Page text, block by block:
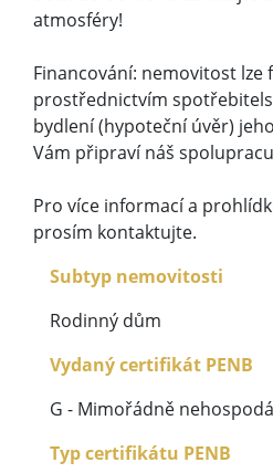
atmosféry!
Financování: nemovitost lze
prostřednictvím
bydlení (hypoteční úvěr)
Vám připraví náš
Pro více informací a
prosím kontaktujte.
Subtyp nemovitosti
Rodinný dům
Vydaný certifikát PENB
G - Mimořádně
Typ certifikátu PENB